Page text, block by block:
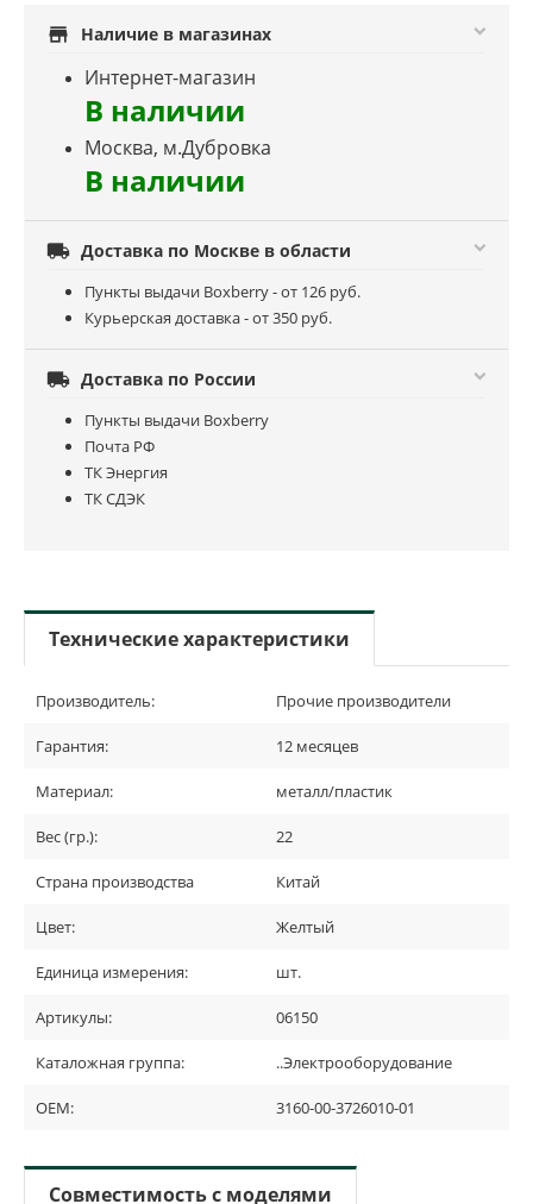
store Наличие в магазинах
Интернет-магазин
В наличии
Москва, м.Дубровка
В наличии
 Доставка по Москве в области
Пункты выдачи Boxberry - от 126 руб.
Курьерская доставка - от 350 руб.
 Доставка по России
Пункты выдачи Boxberry
Почта РФ
ТК Энергия
ТК СДЭК
Технические характеристики
Производитель: Прочие производители
Гарантия: 12 месяцев
Материал: металл/пластик
Вес (гр.): 22
Страна производства Китай
Цвет: Желтый
Единица измерения: шт.
Артикулы: 06150
Каталожная группа: ..Электрооборудование
OEM: 3160-00-3726010-01
Совместимость с моделями